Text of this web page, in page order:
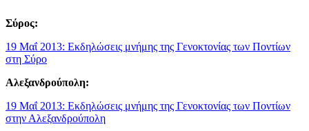
Σύρος:
19 Μαΐ 2013: Εκδηλώσεις μνήμης της Γενοκτονίας των Ποντίων
στη Σύρο
Αλεξανδρούπολη:
19 Μαΐ 2013: Εκδηλώσεις μνήμης της Γενοκτονίας των Ποντίων
στην Αλεξανδρούπολη